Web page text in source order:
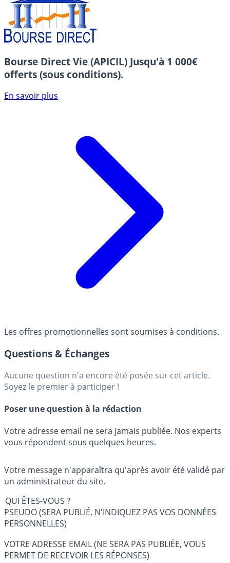
Bourse Direct Vie (APICIL) Jusqu'à 1 000€
offerts (sous conditions).
En savoir plus
Les offres promotionnelles sont soumises à conditions.
Questions & Échanges
Aucune question n'a encore été posée sur cet article.
Soyez le premier à participer !
Poser une question à la rédaction
Votre adresse email ne sera jamais publiée. Nos experts
vous répondent sous quelques heures.
Votre message n'apparaîtra qu'après avoir été validé par
un administrateur du site.
QUI ÊTES-VOUS ?
PSEUDO (SERA PUBLIÉ, N'INDIQUEZ PAS VOS DONNÉES
PERSONNELLES)
VOTRE ADRESSE EMAIL (NE SERA PAS PUBLIÉE, VOUS
PERMET DE RECEVOIR LES RÉPONSES)